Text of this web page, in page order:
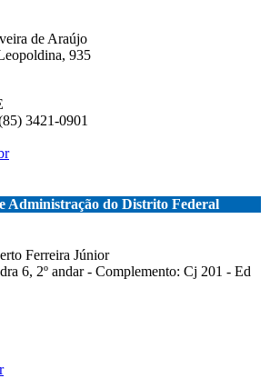
de Araújo
935
3421-0901
Administração do Distrito Federal
Ferreira Júnior
6, 2º andar - Complemento: Cj 201 - Ed